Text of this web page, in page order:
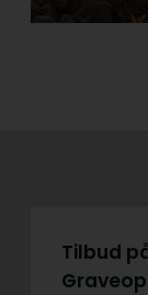
Tilbud